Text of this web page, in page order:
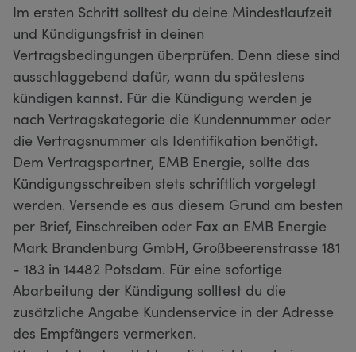
Im ersten Schritt solltest du deine Mindestlaufzeit
und Kündigungsfrist in deinen
Vertragsbedingungen überprüfen. Denn diese sind
ausschlaggebend dafür, wann du spätestens
kündigen kannst. Für die Kündigung werden je
nach Vertragskategorie die Kundennummer oder
die Vertragsnummer als Identifikation benötigt.
Dem Vertragspartner, EMB Energie, sollte das
Kündigungsschreiben stets schriftlich vorgelegt
werden. Versende es aus diesem Grund am besten
per Brief, Einschreiben oder Fax an EMB Energie
Mark Brandenburg GmbH, Großbeerenstrasse 181
- 183 in 14482 Potsdam. Für eine sofortige
Abarbeitung der Kündigung solltest du die
zusätzliche Angabe Kundenservice in der Adresse
des Empfängers vermerken.